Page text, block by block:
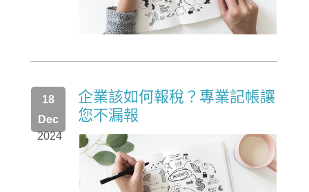
2024
18
Dec
企業該如何報稅？專業記帳讓
您不漏報